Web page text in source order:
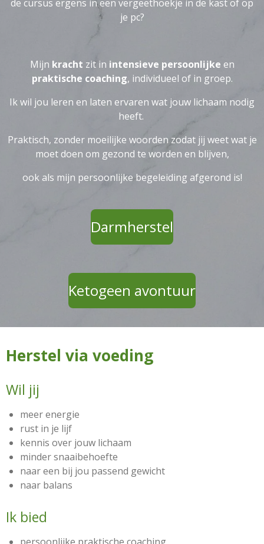
de cursus ergens in een vergeethoekje in de kast of op
je pc?
Mijn kracht zit in intensieve persoonlijke en
praktische coaching, individueel of in groep.
Ik wil jou leren en laten ervaren wat jouw lichaam nodig
heeft.
Praktisch, zonder moeilijke woorden zodat jij weet wat je
moet doen om gezond te worden en blijven,
ook als mijn persoonlijke begeleiding afgerond is!
Darmherstel
Ketogeen avontuur
Herstel via voeding
Wil jij
meer energie
rust in je lijf
kennis over jouw lichaam
minder snaaibehoefte
naar een bij jou passend gewicht
naar balans
Ik bied